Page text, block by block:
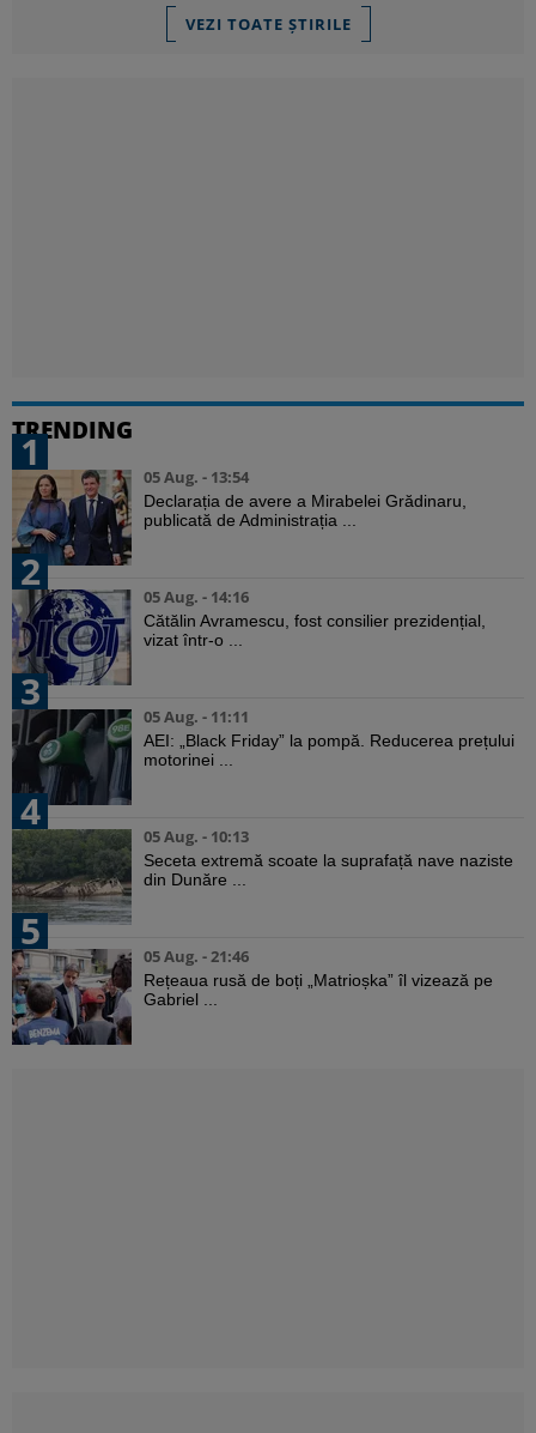
VEZI TOATE ȘTIRILE
TRENDING
1
05 Aug. - 13:54
Declarația de avere a Mirabelei Grădinaru,
publicată de Administrația ...
2
05 Aug. - 14:16
Cătălin Avramescu, fost consilier prezidențial,
vizat într-o ...
3
05 Aug. - 11:11
AEI: „Black Friday” la pompă. Reducerea prețului
motorinei ...
4
05 Aug. - 10:13
Seceta extremă scoate la suprafață nave naziste
din Dunăre ...
5
05 Aug. - 21:46
Rețeaua rusă de boți „Matrioșka” îl vizează pe
Gabriel ...